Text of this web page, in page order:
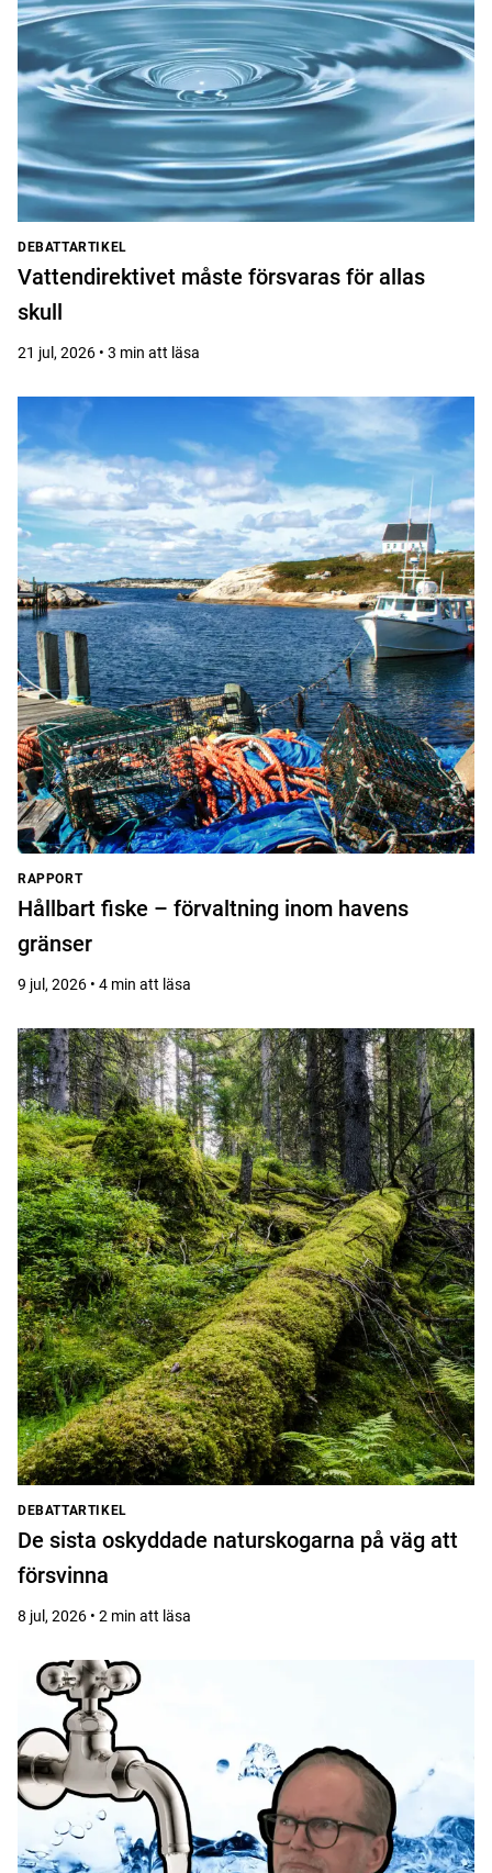
DEBATTARTIKEL
Vattendirektivet måste försvaras för allas
skull
21 jul, 2026 • 3 min att läsa
RAPPORT
Hållbart fiske – förvaltning inom havens
gränser
9 jul, 2026 • 4 min att läsa
DEBATTARTIKEL
De sista oskyddade naturskogarna på väg att
försvinna
8 jul, 2026 • 2 min att läsa